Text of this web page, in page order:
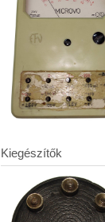
Kiegészítők